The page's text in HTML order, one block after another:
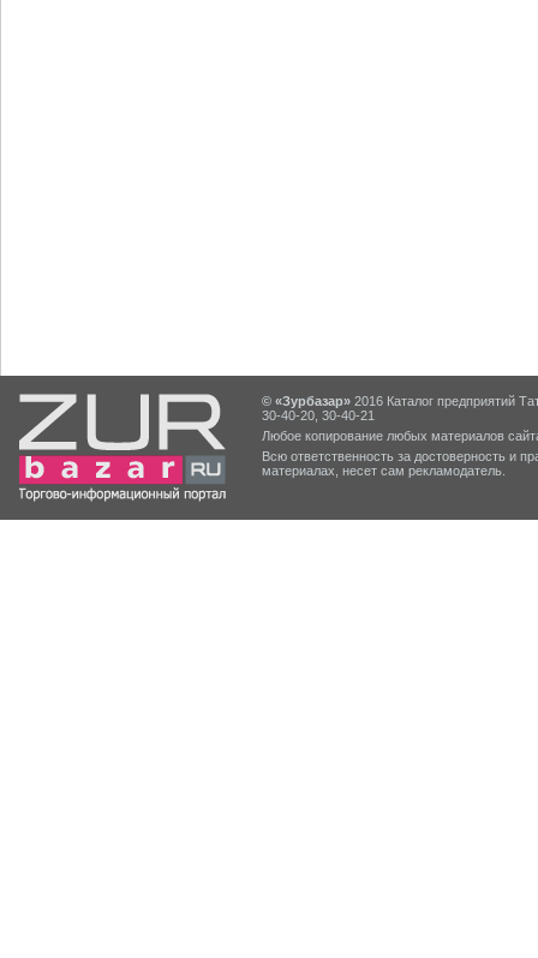
© «Зурбазар» 2016 Каталог предприятий
30-40-20, 30-40-21
Любое копирование любых материалов
Всю ответственность за достоверность и
материалах, несет сам рекламодатель.